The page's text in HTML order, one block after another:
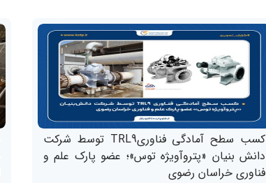
کسب سطح آمادگی فناوریTRL9 توسط شرکت
دانش بنیان «پتروآویژه‌‌ توس»؛ عضو پارک علم و
فناوری خراسان رضوی